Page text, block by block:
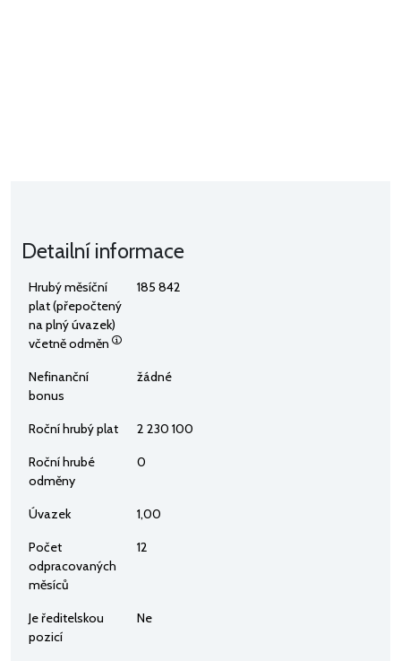
Detailní informace
Hrubý měsíční
plat (přepočtený
na plný úvazek)
včetně odměn
185 842
Nefinanční
bonus
žádné
Roční hrubý plat 2 230 100
Roční hrubé
odměny
0
Úvazek 1,00
Počet
odpracovaných
měsíců
12
Je ředitelskou
pozicí
Ne